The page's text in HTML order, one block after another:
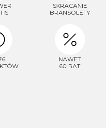
SKRACANIE
BRANSOLETY
NAWET
60 RAT